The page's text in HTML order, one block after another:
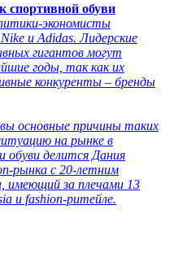
спортивной обуви
экономисты
и Adidas. Лидерские
гигантов могут
годы, так как их
конкуренты – бренды
основные причины таких
на рынке в
делится Дания
рынка с 20-летним
имеющий за плечами 13
и fashion-ритейле.